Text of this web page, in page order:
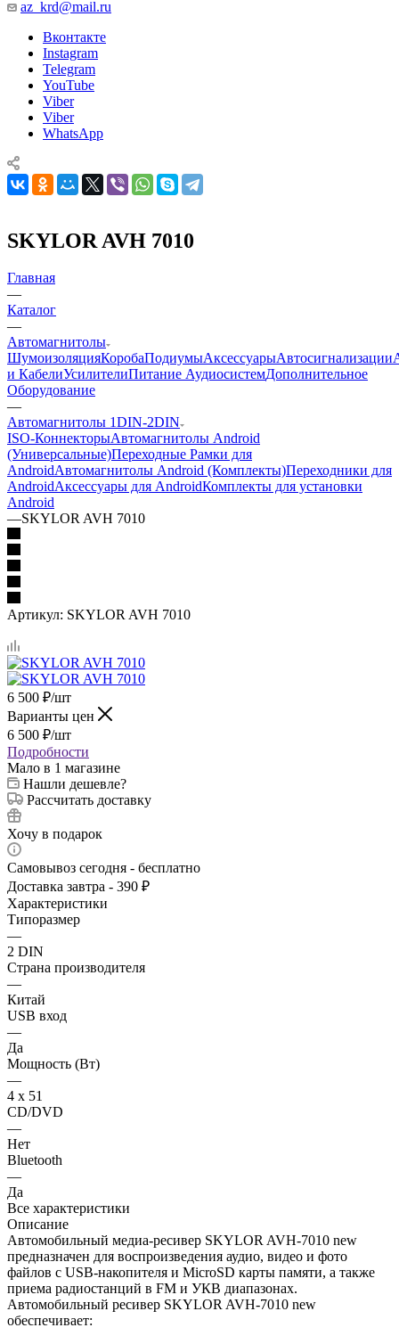
az_krd@mail.ru
Вконтакте
Instagram
Telegram
YouTube
Viber
Viber
WhatsApp
SKYLOR AVH 7010
Главная
—
Каталог
—
Автомагнитолы
ШумоизоляцияКоробаПодиумыАксессуарыАвтосигнализации
и КабелиУсилителиПитание АудиосистемДополнительное
Оборудование
—
Автомагнитолы 1DIN-2DIN
ISO-КоннекторыАвтомагнитолы Android
(Универсальные)Переходные Рамки для
AndroidАвтомагнитолы Android (Комплекты)Переходники для
AndroidАксессуары для AndroidКомплекты для установки
Android
—SKYLOR AVH 7010
Артикул: SKYLOR AVH 7010
6 500 ₽/шт
Варианты цен
6 500 ₽/шт
Подробности
Мало в 1 магазине
Нашли дешевле?
Рассчитать доставку
Хочу в подарок
Самовывоз сегодня - бесплатно
Доставка завтра - 390 ₽
Характеристики
Типоразмер
—
2 DIN
Страна производителя
—
Китай
USB вход
—
Да
Мощность (Вт)
—
4 х 51
CD/DVD
—
Нет
Bluetooth
—
Да
Все характеристики
Описание
Автомобильный медиа-ресивер SKYLOR AVH-7010 new
предназначен для воспроизведения аудио, видео и фото
файлов с USB-накопителя и MicroSD карты памяти, а также
приема радиостанций в FM и УКВ диапазонах.
Автомобильный ресивер SKYLOR AVH-7010 new
обеспечивает: